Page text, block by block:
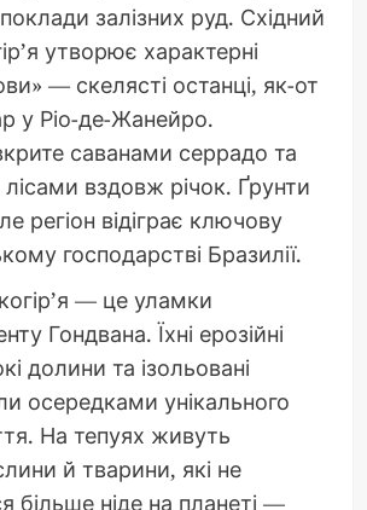
залізних руд. Східний
утворює характерні
— скелясті останці, як-от
у Ріо-де-Жанейро.
саванами серрадо та
вздовж річок. Ґрунти
регіон відіграє ключову
господарстві Бразилії.
— це уламки
Гондвана. Їхні ерозійні
долини та ізольовані
осередками унікального
На тепуях живуть
й тварини, які не
більше ніде на планеті —